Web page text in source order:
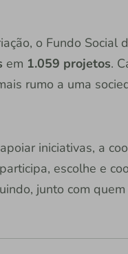
o Fundo Social
em 1.059 projetos.
rumo a uma
iniciativas, a
escolhe e
junto com